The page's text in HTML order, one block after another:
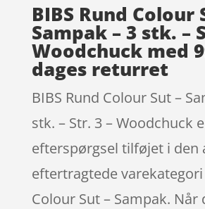
BIBS Rund Colour
Sampak – 3 stk. –
Woodchuck med
dages returret
BIBS Rund Colour Sut –
stk. – Str. 3 – Woodchuck
efterspørgsel tilføjet i den
eftertragtede varekategori
Colour Sut – Sampak.